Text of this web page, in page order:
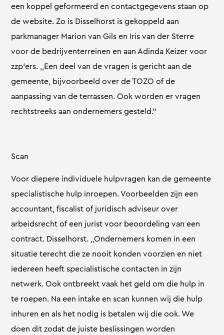
een koppel geformeerd en contactgegevens staan op
de website. Zo is Disselhorst is gekoppeld aan
parkmanager Marion van Gils en Iris van der Sterre
voor de bedrijventerreinen en aan Adinda Keizer voor
zzp’ers. ,,Een deel van de vragen is gericht aan de
gemeente, bijvoorbeeld over de TOZO of de
aanpassing van de terrassen. Ook worden er vragen
rechtstreeks aan ondernemers gesteld.’’
Scan
Voor diepere individuele hulpvragen kan de gemeente
specialistische hulp inroepen. Voorbeelden zijn een
accountant, fiscalist of juridisch adviseur over
arbeidsrecht of een jurist voor beoordeling van een
contract. Disselhorst. ,,Ondernemers komen in een
situatie terecht die ze nooit konden voorzien en niet
iedereen heeft specialistische contacten in zijn
netwerk. Ook ontbreekt vaak het geld om die hulp in
te roepen. Na een intake en scan kunnen wij die hulp
inhuren en als het nodig is betalen wij die ook. We
doen dit zodat de juiste beslissingen worden